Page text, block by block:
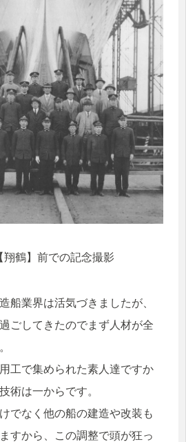
翔鶴】前での記念撮影
船業界は活気づきましたが、
ごしてきたのでまず人材が全
工で集められた素人達ですか
術は一からです。
でなく他の船の建造や改装も
すから、この調整で頭が狂っ